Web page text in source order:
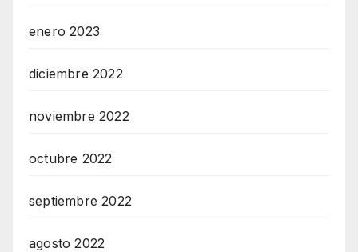
enero 2023
diciembre 2022
noviembre 2022
octubre 2022
septiembre 2022
agosto 2022